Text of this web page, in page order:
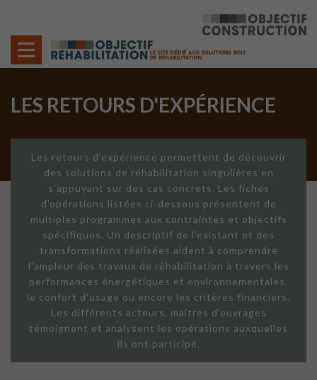
LES RETOURS D'EXPÉRIENCE
Les retours d'expérience permettent de découvrir
des solutions de réhabilitation singulières en
s'appuyant sur des cas concrets. Les fiches
d'opérations listées ci-dessous présentent de
multiples programmes aux contraintes et objectifs
spécifiques. Un descriptif de l'existant et des
transformations réalisées aident à comprendre
l'ampleur des travaux de réhabilitation à travers les
performances énergétiques et environnementales,
le confort d'usage ou encore les critères financiers.
Les différents acteurs, maîtres d'ouvrages
témoignent et analysent les opérations auxquelles
ils ont participé.